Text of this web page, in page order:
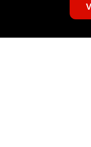
+421 907